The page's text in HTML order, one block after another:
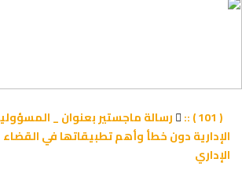
رسالة ماجستير بعنوان _ المسؤولية
الإدارية دون خطأ وأھم تطبيقاتھا في القضاء
الإداري